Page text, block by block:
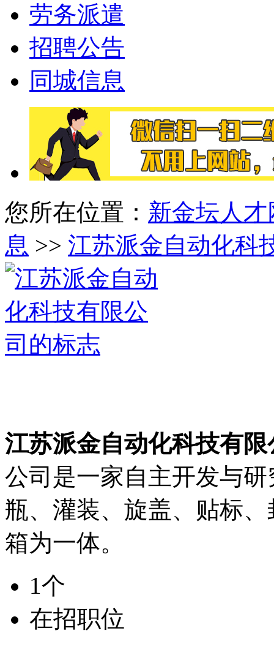
劳务派遣
招聘公告
同城信息
您所在位置： 新金坛人才
息 >> 江苏派金自动化科
江苏派金自动化科技有限
公司是一家自主开发与
瓶、灌装、旋盖、贴标
箱为一体。
1个
在招职位